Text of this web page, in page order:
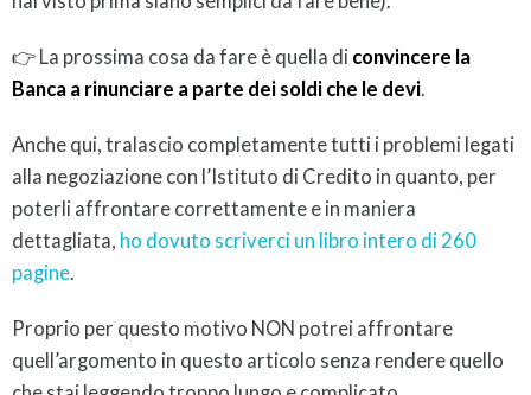
👉 La prossima cosa da fare è quella di convincere la
Banca a rinunciare a parte dei soldi che le devi.
Anche qui, tralascio completamente tutti i problemi legati
alla negoziazione con l’Istituto di Credito in quanto, per
poterli affrontare correttamente e in maniera
dettagliata, ho dovuto scriverci un libro intero di 260
pagine.
Proprio per questo motivo NON potrei affrontare
quell’argomento in questo articolo senza rendere quello